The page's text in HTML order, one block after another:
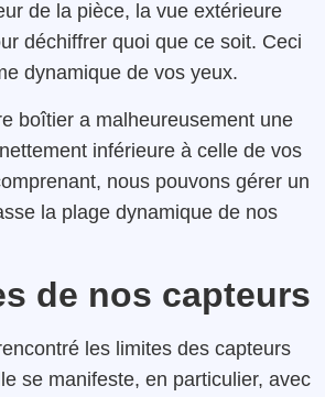
de la pièce, la vue extérieure
déchiffrer quoi que ce soit. Ceci
dynamique de vos yeux.
boîtier a malheureusement une
inférieure à celle de vos
nous pouvons gérer un
la plage dynamique de nos
de nos capteurs
les limites des capteurs
se manifeste, en particulier, avec